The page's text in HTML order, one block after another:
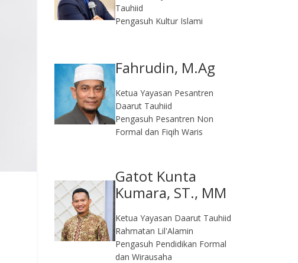
Tauhiid
Pengasuh Kultur Islami
Fahrudin, M.Ag​
Ketua Yayasan Pesantren
Daarut Tauhiid
Pengasuh Pesantren Non
Formal dan Fiqih Waris
Gatot Kunta
Kumara, ST., MM
Ketua Yayasan Daarut Tauhiid
Rahmatan Lil'Alamin
Pengasuh Pendidikan Formal
dan Wirausaha